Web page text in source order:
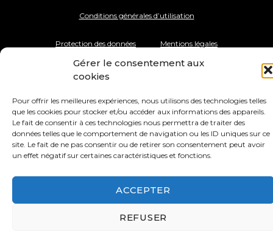
Gérer le consentement aux
cookies
Pour offrir les meilleures expériences, nous utilisons des technologies telles
que les cookies pour stocker et/ou accéder aux informations des appareils.
Le fait de consentir à ces technologies nous permettra de traiter des
données telles que le comportement de navigation ou les ID uniques sur ce
site. Le fait de ne pas consentir ou de retirer son consentement peut avoir
un effet négatif sur certaines caractéristiques et fonctions.
ACCEPTER
REFUSER
Conditions générales d’utilisation
Protection des données Mentions légales